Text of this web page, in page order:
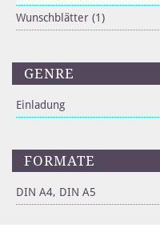
Wunschblätter (1)
GENRE
Einladung
FORMATE
DIN A4, DIN A5